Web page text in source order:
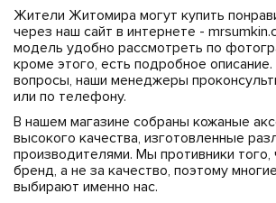
Жители Житомира могут купить
через наш сайт в интернете -
модель удобно рассмотреть по
кроме этого, есть подробное описание.
вопросы, наши менеджеры
или по телефону.
В нашем магазине собраны кожаные
высокого качества, изготовленные
производителями. Мы противники того,
бренд, а не за качество, поэтому
выбирают именно нас.